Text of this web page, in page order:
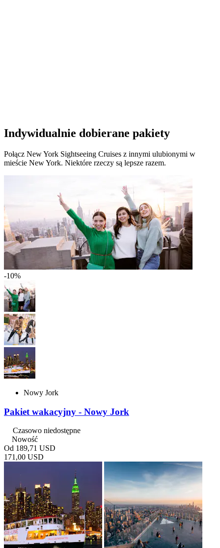
Indywidualnie dobierane pakiety
Połącz New York Sightseeing Cruises z innymi ulubionymi w
mieście New York. Niektóre rzeczy są lepsze razem.
-10%
Nowy Jork
Pakiet wakacyjny - Nowy Jork
Czasowo niedostępne
Nowość
Od 189,71 USD
171,00 USD